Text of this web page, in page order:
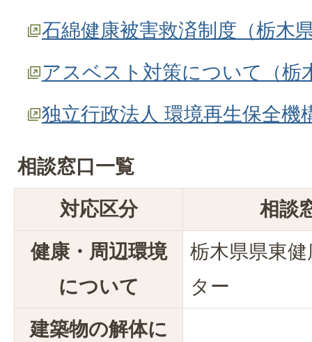
石綿健康被害救済制度（栃木
アスベスト対策について（栃
独立行政法人 環境再生保全機
相談窓口一覧
対応区分
相談
健康・周辺環境
について
栃木県県東
ター
建築物の解体に